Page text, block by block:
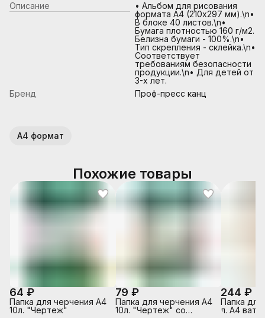
Описание
• Альбом для рисования
формата А4 (210х297 мм).\n•
В блоке 40 листов.\n•
Бумага плотностью 160 г/м2.
Белизна бумаги - 100%.\n•
Тип скрепления - склейка.\n•
Соответствует
требованиям безопасности
продукции.\n• Для детей от
3-х лет.
Бренд
Проф-пресс канц
А4 формат
Похожие товары
64 ₽
Папка для черчения А4
10л. "Чертеж"
79 ₽
Папка для черчения А4
10л. "Чертеж" со
244 ₽
Папка
л. А4